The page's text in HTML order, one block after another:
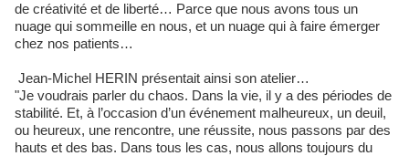
de créativité et de liberté… Parce que nous avons tous un
nuage qui sommeille en nous, et un nuage qui à faire émerger
chez nos patients…
Jean-Michel HERIN présentait ainsi son atelier…
"Je voudrais parler du chaos. Dans la vie, il y a des périodes de
stabilité. Et, à l’occasion d’un événement malheureux, un deuil,
ou heureux, une rencontre, une réussite, nous passons par des
hauts et des bas. Dans tous les cas, nous allons toujours du